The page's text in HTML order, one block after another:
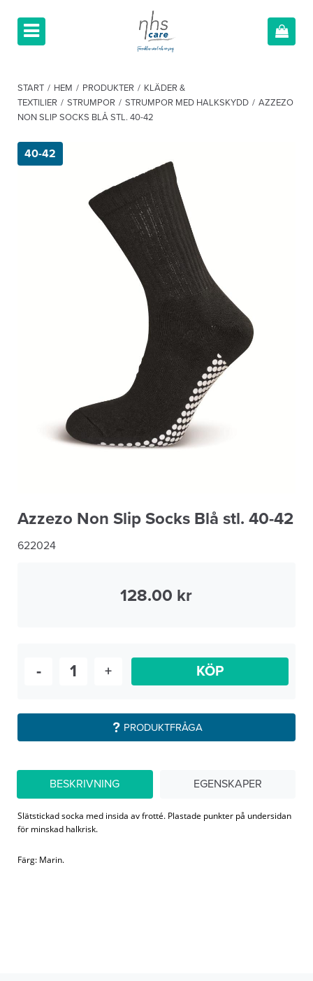
START / HEM / PRODUKTER / KLÄDER &
TEXTILIER / STRUMPOR / STRUMPOR MED HALKSKYDD / AZZEZO
NON SLIP SOCKS BLÅ STL. 40-42
40-42
Azzezo Non Slip Socks Blå stl. 40-42
622024
128.00
PRODUKTFRÅGA
- + KÖP
BESKRIVNING EGENSKAPER
Slätstickad socka med insida av frotté. Plastade punkter på undersidan
för minskad halkrisk.
Färg: Marin.